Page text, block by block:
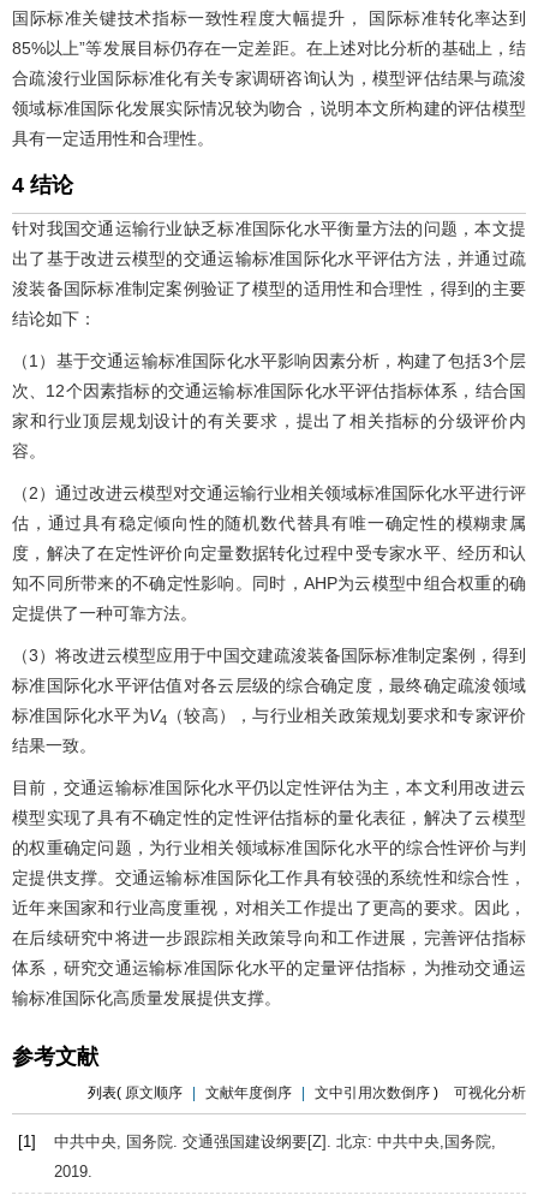
国际标准关键技术指标一致性程度大幅提升， 国际标准转化率达到
85%以上”等发展目标仍存在一定差距。在上述对比分析的基础上，结
合疏浚行业国际标准化有关专家调研咨询认为，模型评估结果与疏浚
领域标准国际化发展实际情况较为吻合，说明本文所构建的评估模型
具有一定适用性和合理性。
4 结论
针对我国交通运输行业缺乏标准国际化水平衡量方法的问题，本文提
出了基于改进云模型的交通运输标准国际化水平评估方法，并通过疏
浚装备国际标准制定案例验证了模型的适用性和合理性，得到的主要
结论如下：
（1）基于交通运输标准国际化水平影响因素分析，构建了包括3个层
次、12个因素指标的交通运输标准国际化水平评估指标体系，结合国
家和行业顶层规划设计的有关要求，提出了相关指标的分级评价内
容。
（2）通过改进云模型对交通运输行业相关领域标准国际化水平进行评
估，通过具有稳定倾向性的随机数代替具有唯一确定性的模糊隶属
度，解决了在定性评价向定量数据转化过程中受专家水平、经历和认
知不同所带来的不确定性影响。同时，AHP为云模型中组合权重的确
定提供了一种可靠方法。
（3）将改进云模型应用于中国交建疏浚装备国际标准制定案例，得到
标准国际化水平评估值对各云层级的综合确定度，最终确定疏浚领域
标准国际化水平为V4
（较高），与行业相关政策规划要求和专家评价
结果一致。
目前，交通运输标准国际化水平仍以定性评估为主，本文利用改进云
模型实现了具有不确定性的定性评估指标的量化表征，解决了云模型
的权重确定问题，为行业相关领域标准国际化水平的综合性评价与判
定提供支撑。交通运输标准国际化工作具有较强的系统性和综合性，
近年来国家和行业高度重视，对相关工作提出了更高的要求。因此，
在后续研究中将进一步跟踪相关政策导向和工作进展，完善评估指标
体系，研究交通运输标准国际化水平的定量评估指标，为推动交通运
输标准国际化高质量发展提供支撑。
参考文献
列表( 原文顺序 文献年度倒序 文中引用次数倒序 ) 可视化分析
[1] 中共中央, 国务院. 交通强国建设纲要[Z]. 北京: 中共中央,国务院,
2019